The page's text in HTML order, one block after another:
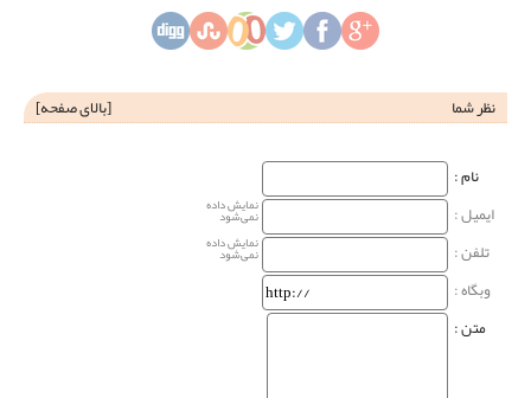
نظر شما [بالای صفحه]
نام‌ :
ایمیل :
نمایش داده
نمی‌شود
تلفن : نمایش داده
نمی‌شود
وبگاه‌ :
متن :